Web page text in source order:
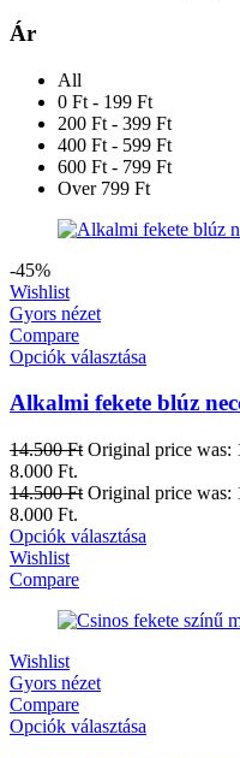
Ár
All
0 Ft - 199 Ft
200 Ft - 399 Ft
400 Ft - 599 Ft
600 Ft - 799 Ft
Over 799 Ft
-45%
Wishlist
Gyors nézet
Compare
Opciók választása
Alkalmi fekete blúz
14.500Ft Original price was:
8.000 Ft.
14.500Ft Original price was:
8.000 Ft.
Opciók választása
Wishlist
Compare
Wishlist
Gyors nézet
Compare
Opciók választása